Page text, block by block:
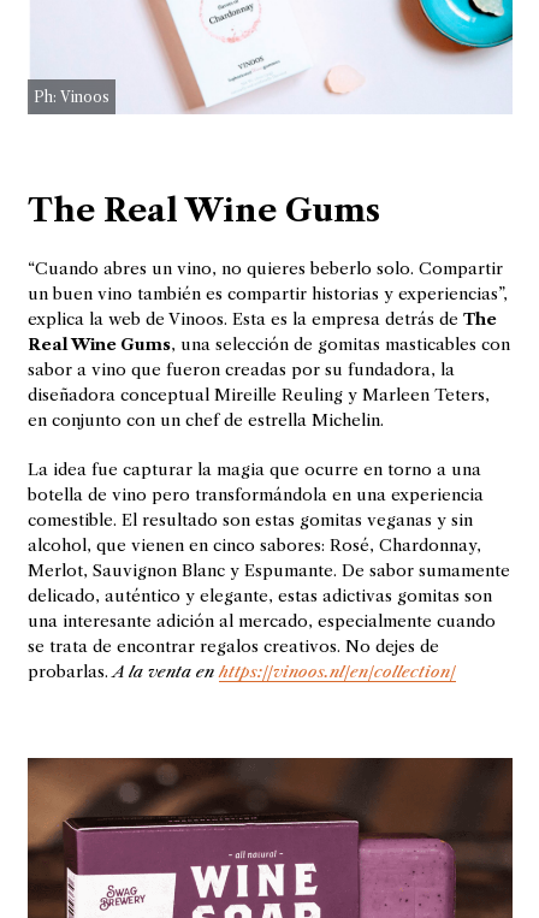
Ph: Vinoos
The Real Wine Gums
“Cuando abres un vino, no quieres beberlo solo. Compartir
un buen vino también es compartir historias y experiencias”,
explica la web de Vinoos. Esta es la empresa detrás de The
Real Wine Gums, una selección de gomitas masticables con
sabor a vino que fueron creadas por su fundadora, la
diseñadora conceptual Mireille Reuling y Marleen Teters,
en conjunto con un chef de estrella Michelin.
La idea fue capturar la magia que ocurre en torno a una
botella de vino pero transformándola en una experiencia
comestible. El resultado son estas gomitas veganas y sin
alcohol, que vienen en cinco sabores: Rosé, Chardonnay,
Merlot, Sauvignon Blanc y Espumante. De sabor sumamente
delicado, auténtico y elegante, estas adictivas gomitas son
una interesante adición al mercado, especialmente cuando
se trata de encontrar regalos creativos. No dejes de
probarlas.A la venta enhttps://vinoos.nl/en/collection/